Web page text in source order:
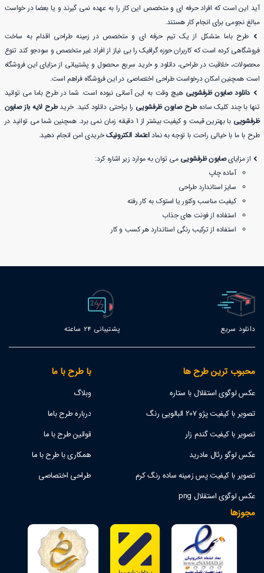
آید این است که افراد حرفه ای و متخصص این کار را به عهده نمی گیرند و یا بعضا در خواست
مبالغ نجومی برای انجام کار هستند.
طرح باما متشکل از یک تیم حرفه ای و متخصص در زمینه طراحی اقدام به ساخت
فروشگاهی کرده است که کاربران حوزه گرافیک را بی نیاز از افراد غیر متخصص و سودجو کند تنوع
محصولات، خلاقیت در طراحی، دانلود و خرید سریع محصول و پشتیبانی از مزایای این فروشگاه
است همچنین امکان درخواست طراحی اختصاصی در این فروشگاه فراهم است.
دانلود صابون ظرفشوییهیچ وقت به این آسانی نبوده است. شما در طرح باما می توانید
تنها با چند کلیک سادهطرح صابون ظرفشویی را براحتی دانلود کنید. خریدطرح لایه باز صابون
ظرفشویی
با بهترین قیمت و کیفیت بیشتر از 1 دقیقه زمان نمی برد. همچنین شما می توانید در
طرح با ما با خیالی راحت با توجه به نماداعتماد الکترونیکخریدی امن انجام دهید.
از مزایایصابون ظرفشویی می توان به موارد زیر اشاره کرد:
آماده چاپ
سایز استاندارد طراحی
کیفیت مناسب وکتور یا استوک به کار رفته
استفاده از فونت های جذاب
استفاده از ترکیب رنگی استاندارد هر کسب و کار
دانلود سریع پشتیبانی 24 ساعته
محبوب ترین طرح ها
عکس لوگوی استقلال با ستاره
تصویر با کیفیت پژو 207 البالویی رنگ
تصویر با کیفیت گندم زار
عکس لوگو رئال مادرید
تصویر با کیفیت پس زمینه ساده رنگ کرم
عکس لوگوی استقلال png
با طرح با ما
وبلاگ
درباره طرح باما
قوانین طرح با ما
همکاری با طرح با ما
طراحی اختصاصی
مجوزها